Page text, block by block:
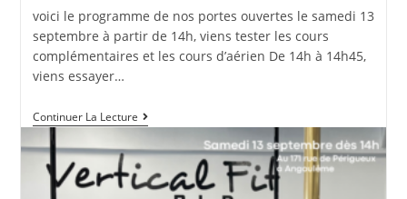
la
publication :
voici le programme de nos portes ouvertes le samedi 13
septembre à partir de 14h, viens tester les cours
complémentaires et les cours d’aérien De 14h à 14h45,
viens essayer…
Continuer La LecturePortes
Ouvertes
Le
Samedi
13/09/2025
Dès